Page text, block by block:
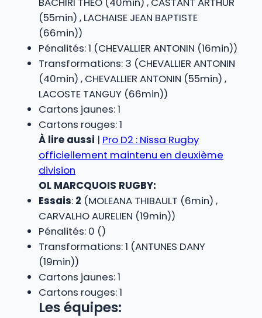
(55min) , LACHAISE JEAN BAPTISTE
(66min))
Pénalités: 1 (CHEVALLIER ANTONIN (16min))
Transformations: 3 (CHEVALLIER ANTONIN
(40min) , CHEVALLIER ANTONIN (55min) ,
LACOSTE TANGUY (66min))
Cartons jaunes: 1
Cartons rouges: 1
À lire aussi | Pro D2 : Nissa Rugby
officiellement maintenu en deuxième
division
OL MARCQUOIS RUGBY:
Essais: 2 (MOLEANA THIBAULT (6min) ,
CARVALHO AURELIEN (19min))
Pénalités: 0 ()
Transformations: 1 (ANTUNES DANY
(19min))
Cartons jaunes: 1
Cartons rouges: 1
Les équipes: